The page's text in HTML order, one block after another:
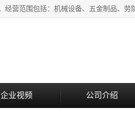
企业视频 公司介绍